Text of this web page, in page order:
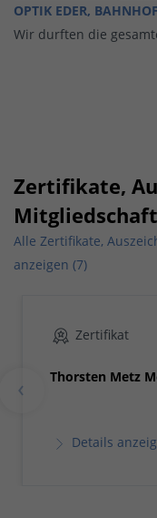
OPTIK EDER,
Wir durften die
Zertifikate,
Alle Zertifikate,
anzeigen (7)
Zertifikat
Thorsten Metz
Details